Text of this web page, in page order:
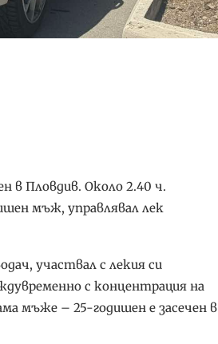
в Пловдив. Около 2.40 ч.
мъж, управлявал лек
участвал с лекия си
с концентрация на
мъже – 25-годишен е засечен в